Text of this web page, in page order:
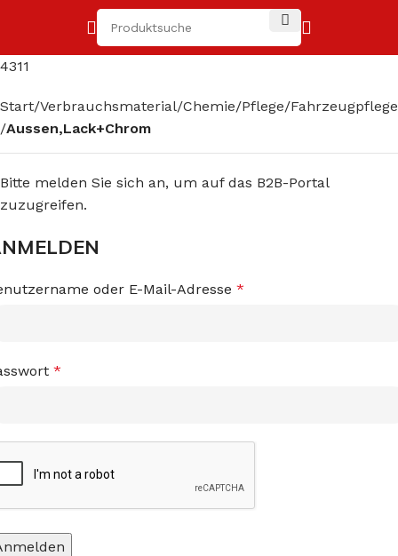
4311
Start Verbrauchsmaterial/Chemie Pflege Fahrzeugpflege
Aussen,Lack+Chrom
Bitte melden Sie sich an, um auf das B2B-Portal
zuzugreifen.
oder E-Mail-Adresse *
*